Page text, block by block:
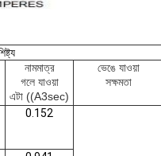
নামমাত্র
গলে যাওয়া
এটা ((A3sec)
ভেঙে যাওয়া
সক্ষমতা
0.152